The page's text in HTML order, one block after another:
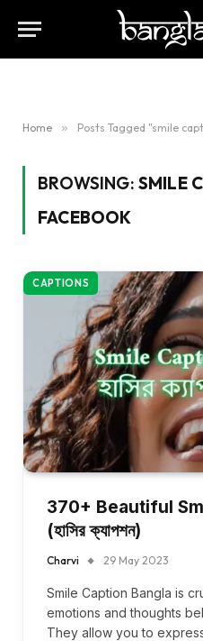
Home » Posts Tagged "smile
BROWSING: SMILE
FACEBOOK
CAPTIONS
370+ Beautiful
(হাসির ক্যাপশন)
Charvi 29 May 2023
Smile Caption Bangla is
emotions and thoughts
They allow you to